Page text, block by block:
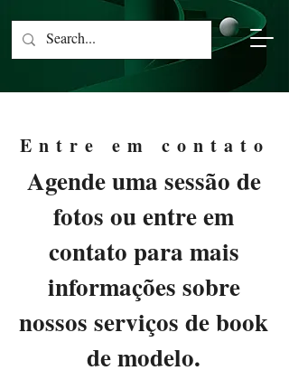
Entre em contato
Agende uma sessão de
fotos ou entre em
contato para mais
informações sobre
nossos serviços de book
de modelo.